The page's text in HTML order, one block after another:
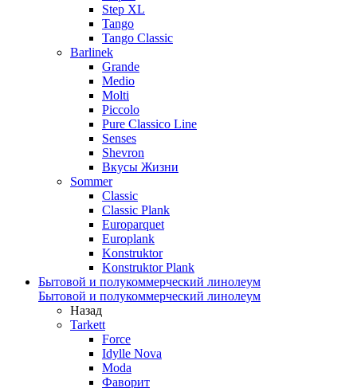
Step XL
Tango
Tango Classic
Barlinek
Grande
Medio
Molti
Piccolo
Pure Classico Line
Senses
Shevron
Вкусы Жизни
Sommer
Classic
Classic Plank
Europarquet
Europlank
Konstruktor
Konstruktor Plank
Бытовой и полукоммерческий линолеум
Бытовой и полукоммерческий линолеум
Назад
Tarkett
Force
Idylle Nova
Moda
Фаворит